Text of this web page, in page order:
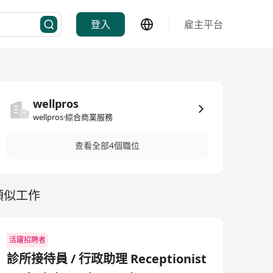
登入 雇主平台
wellpros
wellpros·綜合商業服務
查看全部4個職位
似工作
活躍招聘者
診所接待員 / 行政助理 Receptionist